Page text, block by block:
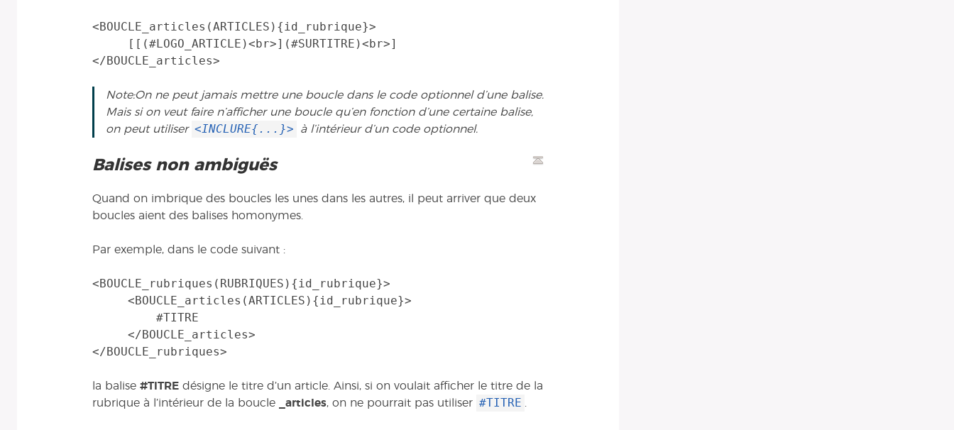
<BOUCLE_articles(ARTICLES){id_rubrique}>
Note:On ne peut jamais mettre une boucle dans le code optionnel d’une balise.
Mais si on veut faire n’afficher une boucle qu’en fonction d’une certaine balise,
on peut utiliser <INCLURE{...}> à l’intérieur d’un code optionnel.
Balises non ambiguës
Quand on imbrique des boucles les unes dans les autres, il peut arriver que deux
boucles aient des balises homonymes.
Par exemple, dans le code suivant :
<BOUCLE_rubriques(RUBRIQUES){id_rubrique}>
la balise #TITRE désigne le titre d’un article. Ainsi, si on voulait afficher le titre de la
rubrique à l’intérieur de la boucle
_articles, on ne pourrait pas utiliser #TITRE